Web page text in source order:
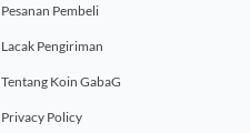
Pesanan Pembeli
Lacak Pengiriman
Tentang Koin GabaG
Privacy Policy